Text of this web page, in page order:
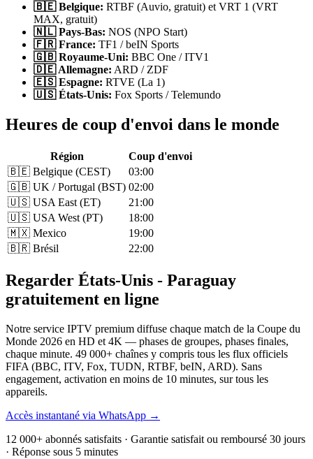
🇧🇪 Belgique: RTBF (Auvio, gratuit) et VRT 1 (VRT
MAX, gratuit)
🇳🇱 Pays-Bas: NOS (NPO Start)
🇫🇷 France: TF1 / beIN Sports
🇬🇧 Royaume-Uni: BBC One / ITV1
🇩🇪 Allemagne: ARD / ZDF
🇪🇸 Espagne: RTVE (La 1)
🇺🇸 États-Unis: Fox Sports / Telemundo
Heures de coup d'envoi dans le monde
Région
Coup d'envoi
🇧🇪 Belgique (CEST)
03:00
🇬🇧 UK / Portugal (BST) 02:00
🇺🇸 USA East (ET)
21:00
🇺🇸 USA West (PT)
18:00
🇲🇽 Mexico
19:00
🇧🇷 Brésil
22:00
Regarder États-Unis - Paraguay
gratuitement en ligne
Notre service IPTV premium diffuse chaque match de la Coupe du
Monde 2026 en HD et 4K — phases de groupes, phases finales,
chaque minute. 49 000+ chaînes y compris tous les flux officiels
FIFA (BBC, ITV, Fox, TUDN, RTBF, beIN, ARD). Sans
engagement, activation en moins de 10 minutes, sur tous les
appareils.
Accès instantané via WhatsApp →
12 000+ abonnés satisfaits · Garantie satisfait ou remboursé 30 jours
· Réponse sous 5 minutes